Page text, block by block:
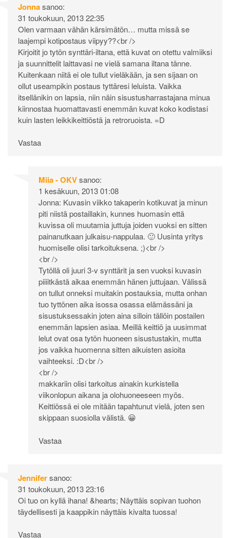
Jonnasanoo:
31 toukokuun, 2013 22:35
Olen varmaan vähän kärsimätön… mutta missä se
laajempi kotipostaus viipyy??<br />
Kirjoitit jo tytön synttäri-iltana, että kuvat on otettu valmiiksi
ja suunnittelit laittavasi ne vielä samana iltana tänne.
Kuitenkaan niitä ei ole tullut vieläkään, ja sen sijaan on
ollut useampikin postaus tyttäresi leluista. Vaikka
itsellänikin on lapsia, niin näin sisustusharrastajana minua
kiinnostaa huomattavasti enemmän kuvat koko kodistasi
kuin lasten leikkikeittiöstä ja retroruoista. =D
Vastaa
Miia - OKVsanoo:
1 kesäkuun, 2013 01:08
Jonna: Kuvasin viikko takaperin kotikuvat ja minun
piti niistä postaillakin, kunnes huomasin että
kuvissa oli muutamia juttuja joiden vuoksi en sitten
painanutkaan julkaisu-nappulaa. 🙂 Uusinta yritys
huomiselle olisi tarkoituksena. ;)<br />
<br />
Tytöllä oli juuri 3-v synttärit ja sen vuoksi kuvasin
piiiitkästä aikaa enemmän hänen juttujaan. Välissä
on tullut onneksi muitakin postauksia, mutta onhan
tuo tyttönen aika isossa osassa elämässäni ja
sisustuksessakin joten aina silloin tällöin postailen
enemmän lapsien asiaa. Meillä keittiö ja uusimmat
lelut ovat osa tytön huoneen sisustustakin, mutta
jos vaikka huomenna sitten aikuisten asioita
vaihteeksi. :D<br />
<br />
makkariin olisi tarkoitus ainakin kurkistella
viikonlopun aikana ja olohuoneeseen myös.
Keittiössä ei ole mitään tapahtunut vielä, joten sen
skippaan suosiolla välistä. 😀
Vastaa
Jennifersanoo:
31 toukokuun, 2013 23:16
Oi tuo on kyllä ihana! &hearts; Näyttäis sopivan tuohon
täydellisesti ja kaappikin näyttäis kivalta tuossa!
Vastaa